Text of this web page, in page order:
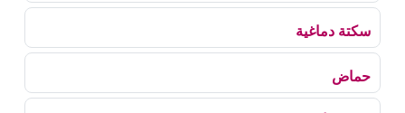
سكتة دماغية
حماض